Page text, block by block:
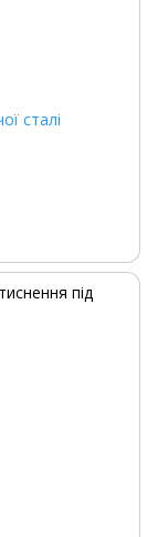
сталі